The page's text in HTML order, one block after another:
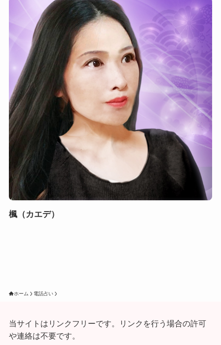
楓（カエデ）
ホーム 電話占い
当サイトはリンクフリーです。リンクを行う場合の許可
や連絡は不要です。